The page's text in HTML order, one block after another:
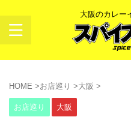
大阪のカレー
HOME >お店巡り >大阪 >
お店巡り 大阪